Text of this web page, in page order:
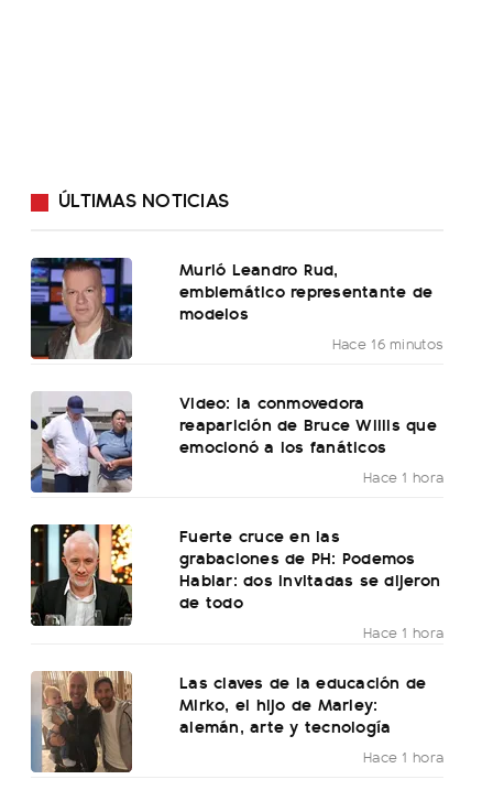
ÚLTIMAS NOTICIAS
Murió Leandro Rud,
emblemático representante de
modelos
Hace 16 minutos
Video: la conmovedora
reaparición de Bruce Willis que
emocionó a los fanáticos
Hace 1 hora
Fuerte cruce en las
grabaciones de PH: Podemos
Hablar: dos invitadas se dijeron
de todo
Hace 1 hora
Las claves de la educación de
Mirko, el hijo de Marley:
alemán, arte y tecnología
Hace 1 hora